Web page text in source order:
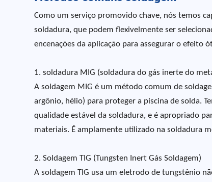
Como um serviço promovido chave, nós temos
soldadura, que podem flexivelmente ser
encenações da aplicação para assegurar o efeito
1. soldadura MIG (soldadura do gás inerte do
A soldagem MIG é um método comum de
argônio, hélio) para proteger a piscina de solda.
qualidade estável da soldadura, e é apropriado
materiais. É amplamente utilizado na soldadura
2. Soldagem TIG (Tungsten Inert Gás Soldagem)
A soldagem TIG usa um eletrodo de tungstênio